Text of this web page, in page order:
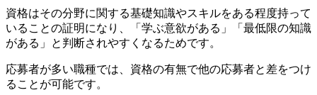
資格はその分野に関する基礎知識やスキルをある程度持って
いることの証明になり、「学ぶ意欲がある」「最低限の知識
がある」と判断されやすくなるためです。
応募者が多い職種では、資格の有無で他の応募者と差をつけ
る ことが可能です。